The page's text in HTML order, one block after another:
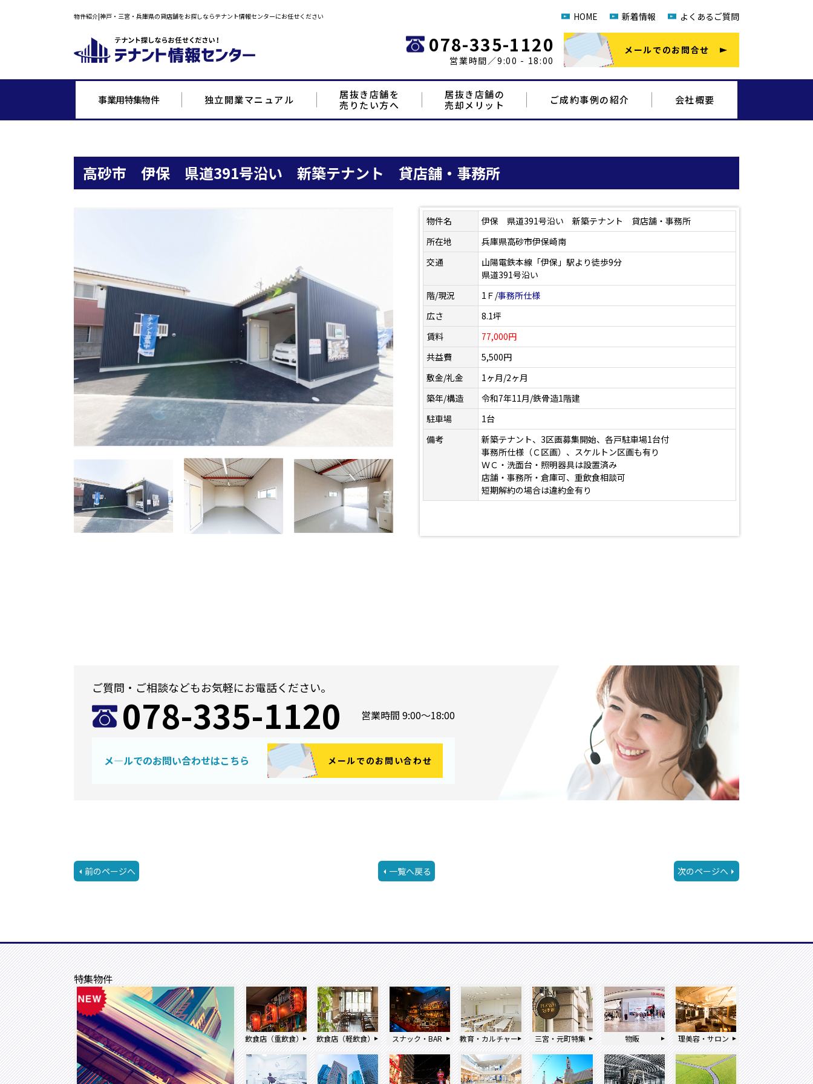
物件紹介|神戸・三宮・兵庫県の貸店舗をお探しならテナント情報センターにお任せください HOME 新着情報 よくあるご質問
078-335-1120
営業時間／9:00 - 18:00
メールでのお問合せ
事業用特集物件 独立開業マニュアル
居抜き店舗を
売りたい方へ
居抜き店舗の
売却メリット
ご成約事例の紹介 会社概要
高砂市 伊保 県道391号沿い 新築テナント 貸店舗・事務所
物件名
伊保 県道391号沿い 新築テナント 貸店舗・事務所
所在地
兵庫県高砂市伊保崎南
交通
山陽電鉄本線「伊保」駅より徒歩9分
県道391号沿い
階/現況
1Ｆ/事務所仕様
広さ
8.1坪
賃料
77,000円
共益費
5,500円
敷金/礼金
1ヶ月/2ヶ月
築年/構造
令和7年11月/鉄骨造1階建
駐車場
1台
備考
新築テナント、3区画募集開始、各戸駐車場1台付
事務所仕様（Ｃ区画）、スケルトン区画も有り
ＷＣ・洗面台・照明器具は設置済み
店舗・事務所・倉庫可、重飲食相談可
短期解約の場合は違約金有り
ご質問・ご相談などもお気軽にお電話ください。
078-335-1120 営業時間 9:00～18:00
メ―ルでのお問い合わせはこちら メールでのお問い合わせ
前のページへ 次のページへ
一覧へ戻る
特集物件
飲食店（重飲食） 飲食店（軽飲食） スナック・BAR 教育・カルチャー 三宮・元町特集 物販 理美容・サロン